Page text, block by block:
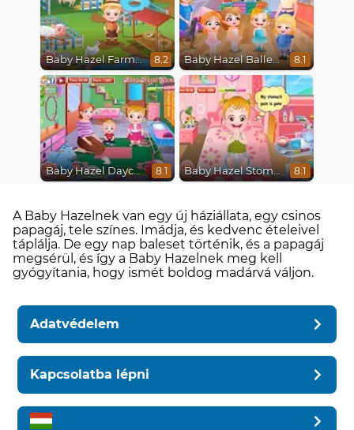
Baby Hazel Farm Tour 8.2 Baby Hazel Ballerina Dance 8.1
Baby Hazel Daycare 8.1 Baby Hazel Stomach Care 8.1
A Baby Hazelnek van egy új háziállata, egy csinos
papagáj, tele színes. Imádja, és kedvenc ételeivel
táplálja. De egy nap baleset történik, és a papagáj
megsérül, és így a Baby Hazelnek meg kell
gyógyítania, hogy ismét boldog madárvá váljon.
Adatvédelem
Kapcsolatba lépni